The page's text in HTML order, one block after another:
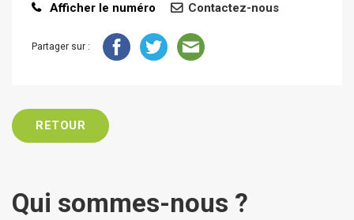
Afficher le numéro
Contactez-nous
Partager sur :
RETOUR
Qui sommes-nous ?